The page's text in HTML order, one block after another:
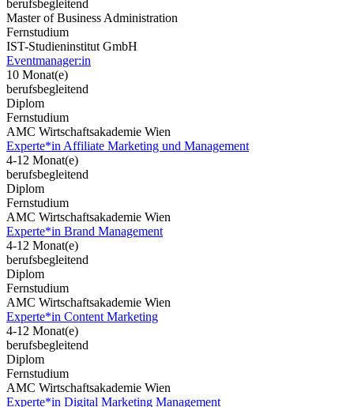
berufsbegleitend
Master of Business Administration
Fernstudium
IST-Studieninstitut GmbH
Eventmanager:in
10 Monat(e)
berufsbegleitend
Diplom
Fernstudium
AMC Wirtschaftsakademie Wien
Experte*in Affiliate Marketing und Management
4-12 Monat(e)
berufsbegleitend
Diplom
Fernstudium
AMC Wirtschaftsakademie Wien
Experte*in Brand Management
4-12 Monat(e)
berufsbegleitend
Diplom
Fernstudium
AMC Wirtschaftsakademie Wien
Experte*in Content Marketing
4-12 Monat(e)
berufsbegleitend
Diplom
Fernstudium
AMC Wirtschaftsakademie Wien
Experte*in Digital Marketing Management